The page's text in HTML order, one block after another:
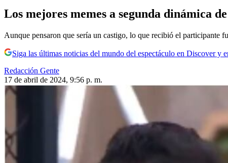
Los mejores memes a segunda dinámica
Aunque pensaron que sería un castigo, lo que recibió el participante
Siga las últimas noticias del mundo del espectáculo en Discover y
Redacción Gente
17 de abril de 2024, 9:56 p. m.